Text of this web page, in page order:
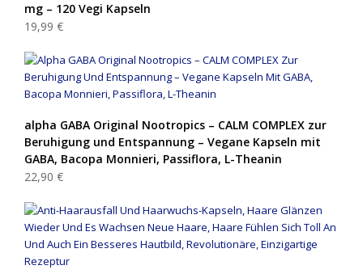
mg – 120 Vegi Kapseln
19,99 €
alpha GABA Original Nootropics – CALM COMPLEX zur
Beruhigung und Entspannung – Vegane Kapseln mit
GABA, Bacopa Monnieri, Passiflora, L-Theanin
22,90 €